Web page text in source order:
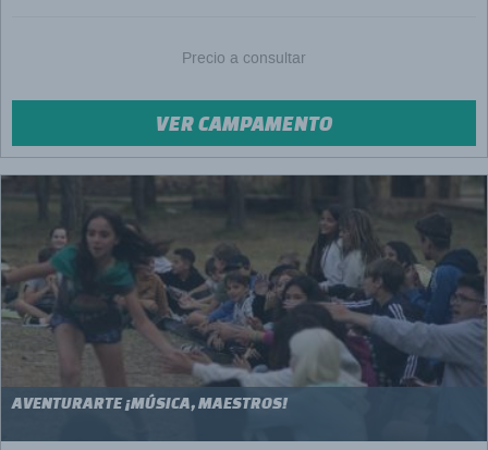
Precio a consultar
VER CAMPAMENTO
AVENTURARTE ¡MÚSICA, MAESTROS!